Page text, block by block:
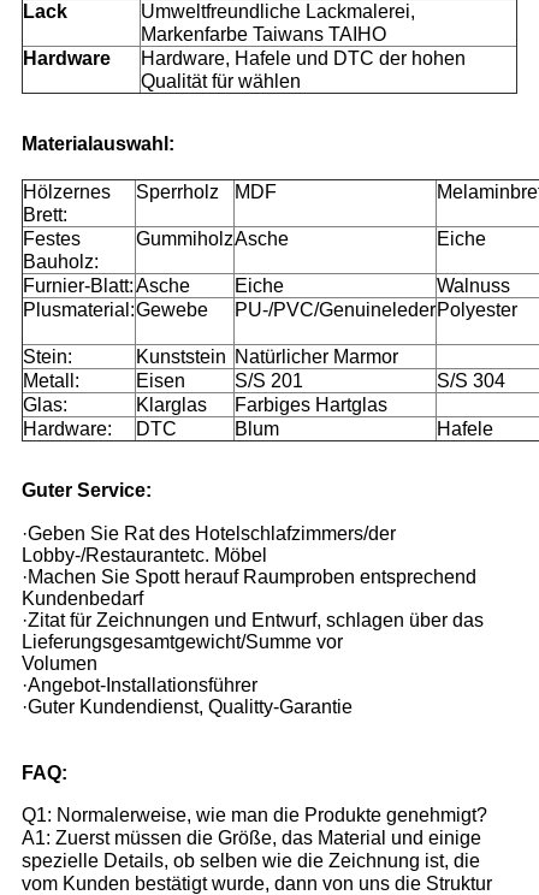
Lack
Umweltfreundliche Lackmalerei,
Markenfarbe Taiwans TAIHO
Hardware
Hardware, Hafele und DTC der hohen
Qualität für wählen
Materialauswahl:
Hölzernes
Brett:
Sperrholz MDF
Festes
Bauholz:
GummiholzAsche Eiche
Furnier-Blatt:Asche Eiche
Walnuss
Plusmaterial:Gewebe PU-/PVC/GenuinelederPolyester
Stein: Kunststein Natürlicher Marmor
Metall:
Eisen S/S 201
S/S 304
Glas:
Klarglas
Farbiges Hartglas
Hardware:
DTC Blum Hafele
Guter Service:
·Geben Sie Rat des Hotelschlafzimmers/der
Lobby-/Restaurantetc. Möbel
·Machen Sie Spott herauf Raumproben entsprechend
Kundenbedarf
·Zitat für Zeichnungen und Entwurf, schlagen über das
Lieferungsgesamtgewicht/Summe vor
Volumen
·Angebot-Installationsführer
·Guter Kundendienst, Qualitty-Garantie
FAQ:
Q1: Normalerweise, wie man die Produkte genehmigt?
A1: Zuerst müssen die Größe, das Material und einige
spezielle Details, ob selben wie die Zeichnung ist, die
vom Kunden bestätigt wurde, dann von uns die Struktur